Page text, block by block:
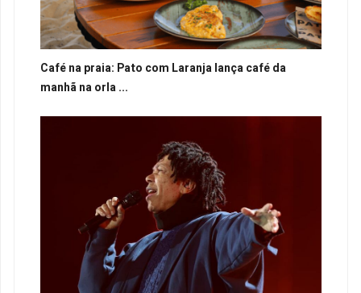
Café na praia: Pato com Laranja lança café da
manhã na orla ...